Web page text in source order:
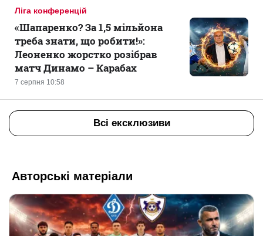
Ліга конференцій
7 серпня 10:58
«Шапаренко? За 1,5 мільйона
треба знати, що робити!»:
Леоненко жорстко розібрав
матч Динамо – Карабах
Всі ексклюзиви
Авторські матеріали